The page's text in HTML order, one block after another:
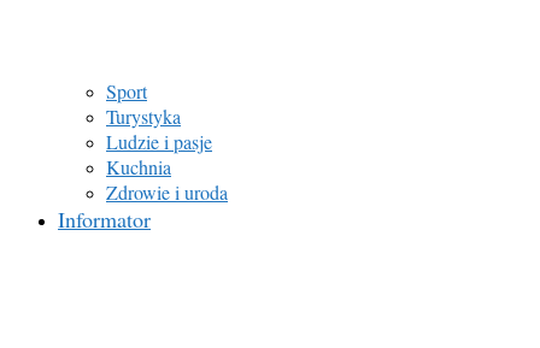
Sport
Turystyka
Ludzie i pasje
Kuchnia
Zdrowie i uroda
Informator